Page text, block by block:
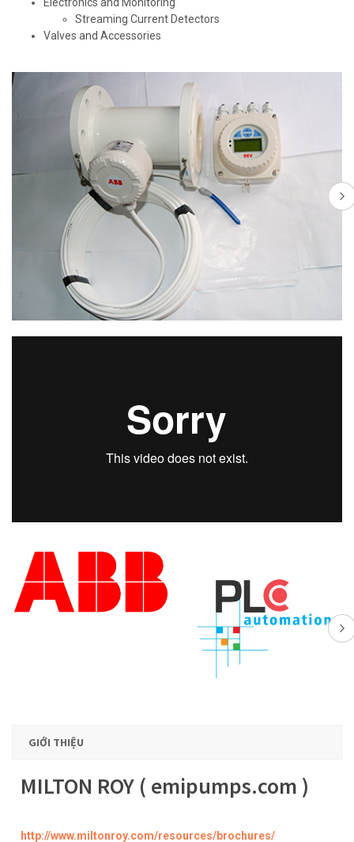
Streaming Current Detectors
Valves and Accessories
GIỚI THIỆU
MILTON ROY ( emipumps.com )
http://www.miltonroy.com/resources/brochures/